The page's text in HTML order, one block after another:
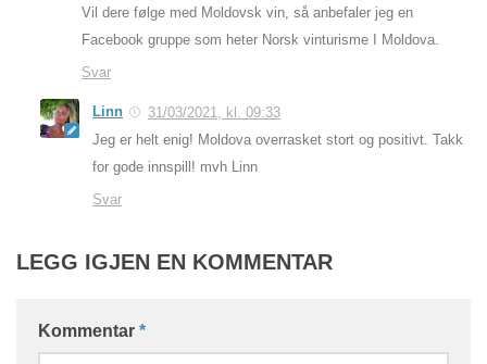
Vil dere følge med Moldovsk vin, så anbefaler jeg en
Facebook gruppe som heter Norsk vinturisme I Moldova.
Svar
Linn
31/03/2021, kl. 09:33
Jeg er helt enig! Moldova overrasket stort og positivt. Takk
for gode innspill! mvh Linn
Svar
LEGG IGJEN EN KOMMENTAR
Kommentar *